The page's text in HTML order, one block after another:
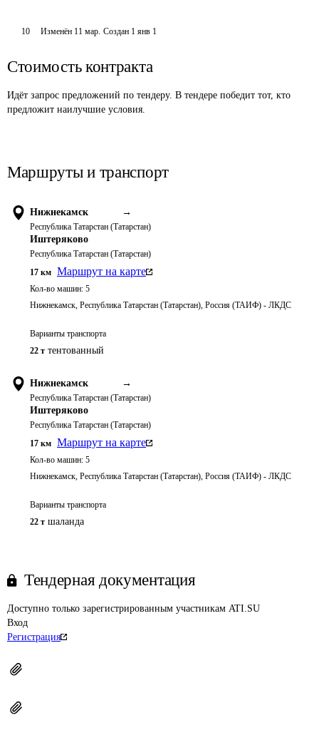
10 Изменён 11 мар. Создан 1 янв 1
Стоимость контракта
Идёт запрос предложений по тендеру. В тендере победит тот, кто
предложит наилучшие условия.
Маршруты и транспорт
Нижнекамск →
Республика Татарстан (Татарстан)
Иштеряково
Республика Татарстан (Татарстан)
17 км Маршрут на карте
Кол-во машин: 5
Нижнекамск, Республика Татарстан (Татарстан), Россия (ТАИФ) - ЛКДС
Варианты транспорта
22 т тентованный
Нижнекамск →
Республика Татарстан (Татарстан)
Иштеряково
Республика Татарстан (Татарстан)
17 км Маршрут на карте
Кол-во машин: 5
Нижнекамск, Республика Татарстан (Татарстан), Россия (ТАИФ) - ЛКДС
Варианты транспорта
22 т шаланда
Тендерная документация
Доступно только зарегистрированным участникам ATI.SU
Вход
Регистрация